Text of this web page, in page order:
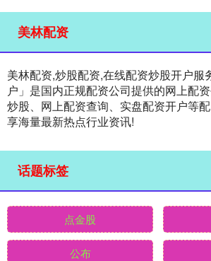
美林配资
美林配资,炒股配资,在线配资炒股开户服
户」是国内正规配资公司提供的网上配
炒股、网上配资查询、实盘配资开户等
享海量最新热点行业资讯!
话题标签
点金股
公布